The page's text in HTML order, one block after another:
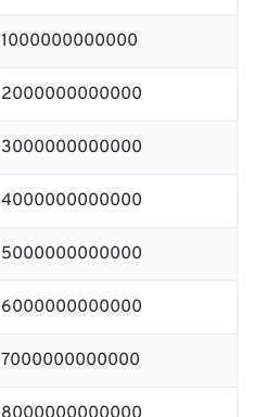
1000000000000
2000000000000
3000000000000
4000000000000
5000000000000
6000000000000
7000000000000